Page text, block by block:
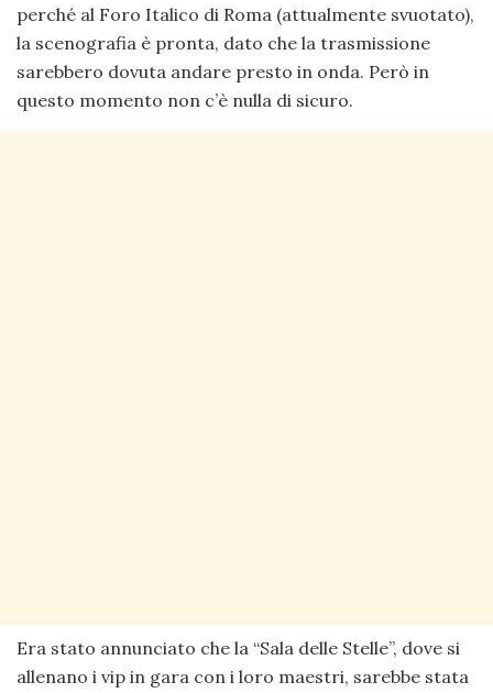
perché al Foro Italico di Roma (attualmente svuotato),
la scenografia è pronta, dato che la trasmissione
sarebbero dovuta andare presto in onda. Però in
questo momento non c’è nulla di sicuro.
Era stato annunciato che la “Sala delle Stelle”, dove si
allenano i vip in gara con i loro maestri, sarebbe stata